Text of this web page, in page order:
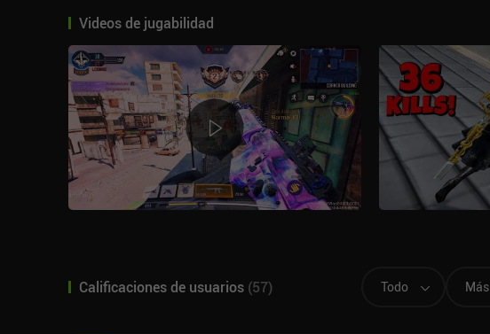
Videos de jugabilidad
Calificaciones de usuarios (57) Todo